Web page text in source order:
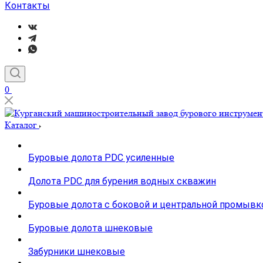
Контакты
0
Каталог
Буровые долота PDC усиленные
Долота PDC для бурения водных скважин
Буровые долота с бoковой и центральной
Буровые долота шнековые
Забурники шнековые